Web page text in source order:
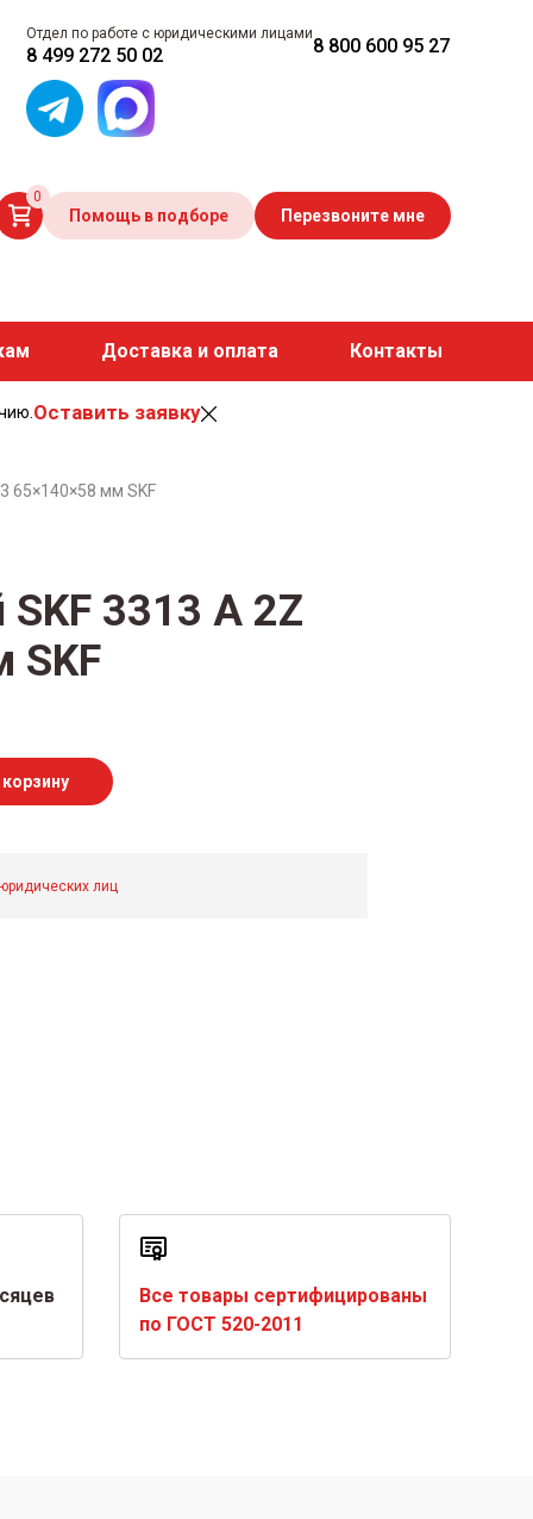
Отдел по работе с юридическими лицами
8 499 272 50 02 8 800 600 95 27
0
Помощь в подборе Перезвоните мне
Доставка и оплата Контакты
Оставить заявку
65×140×58 мм SKF
3313 А 2Z
SKF
лиц
Все товары сертифицированы
по ГОСТ 520-2011